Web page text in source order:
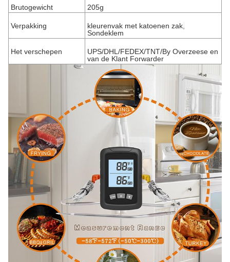
Brutogewicht 205g
Verpakking kleurenvak met katoenen zak
Sondeklem
Het verschepen
UPS/DHL/FEDEX/TNT/By Overzeese en
van de Klant Forwarder